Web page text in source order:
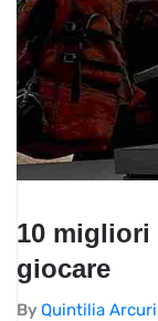
10 migliori
giocare
By Quintilia Arcuri